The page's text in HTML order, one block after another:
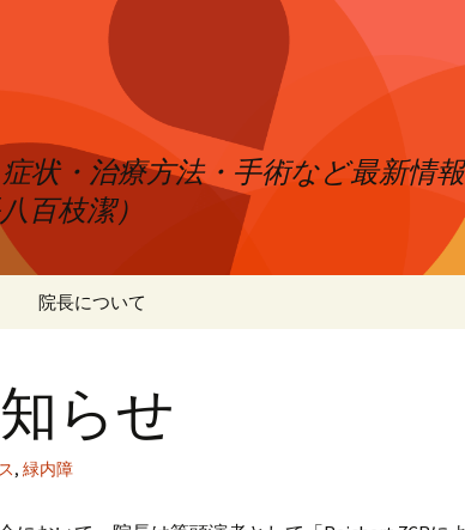
状・治療方法・手術など最新情
百枝潔）
院長について
らせ
, 緑内障